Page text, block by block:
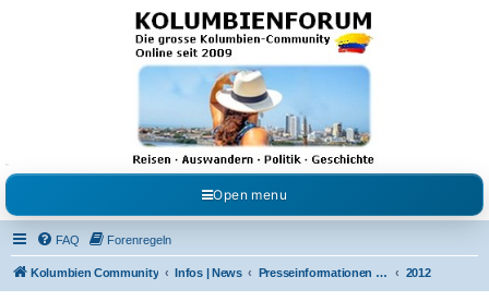
Kolumbienforum - Das
grosse Forum der
Freunde Kolumbiens
Reisen, Auswandern, Kultur, Politik, Geschichte und Visum in Kolumbien und Venezuela.
Austausch, Erfahrungen und Gemeinschaft im Kolumbienforum
Open menu
FAQ Forenregeln
Kolumbien Community Infos | News Presseinformationen & Neuigkeiten 2012